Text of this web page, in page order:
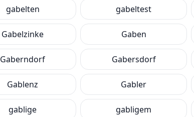
gabelten gabeltest
Gabelzinke Gaben
Gaberndorf Gabersdorf
Gablenz Gabler
gablige gabligem